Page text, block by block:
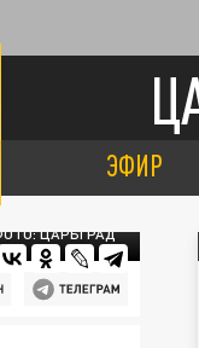
ЭФИР
ЦАРЬГРАД